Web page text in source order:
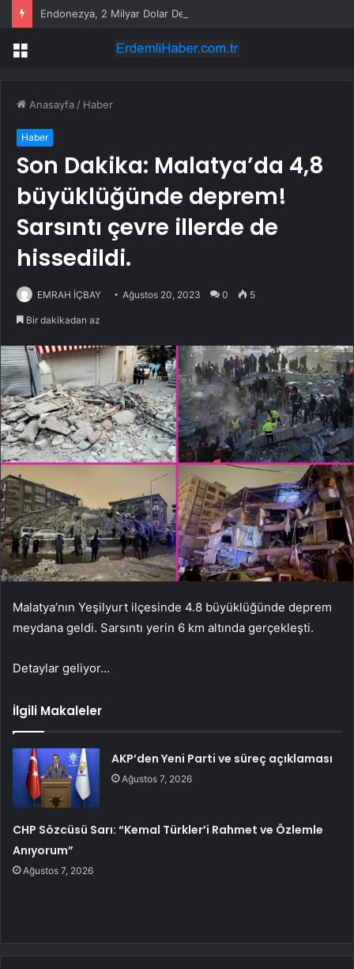
Menü
Anasayfa / Haber
Haber
Son Dakika: Malatya’da 4,8
büyüklüğünde deprem!
Sarsıntı çevre illerde de
hissedildi.
EMRAH İÇBAY Ağustos 20, 2023 0 5
Bir dakikadan az
Malatya’nın Yeşilyurt ilçesinde 4.8 büyüklüğünde deprem
meydana geldi. Sarsıntı yerin 6 km altında gerçekleşti.
Detaylar geliyor…
İlgili Makaleler
AKP’den Yeni Parti ve süreç açıklaması
Ağustos 7, 2026
CHP Sözcüsü Sarı: “Kemal Türkler’i Rahmet ve Özlemle
Anıyorum”
Ağustos 7, 2026